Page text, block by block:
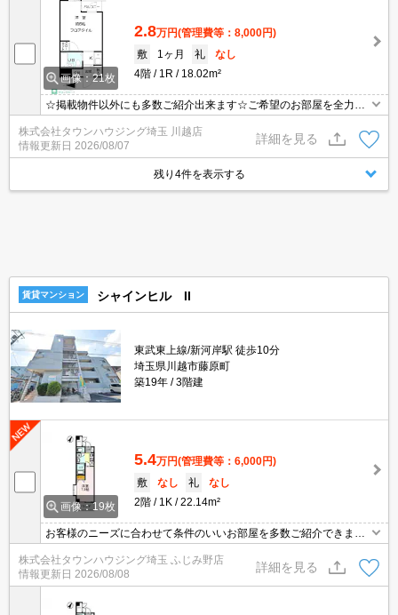
画像：21枚
2.8万円(管理費等：8,000円)
敷
1ヶ月 礼
なし
4階
1R 18.02m²
☆掲載物件以外にも多数ご紹介出来ます☆ご希望のお部屋を全力で
お探しさせて頂きます♪
株式会社タウンハウジング埼玉 川越店
情報更新日 2026/08/07
詳細を見る
残り4件を表示する
賃貸マンション シャインヒル II
東武東上線/新河岸駅 徒歩10分
埼玉県川越市藤原町
築19年
3階建
画像：19枚
5.4万円(管理費等：6,000円)
敷
なし 礼
なし
2階
1K 22.14m²
お客様のニーズに合わせて条件のいいお部屋を多数ご紹介できます♪
情報数No.1のタウンハウジングまで是非お問い合わせください！
株式会社タウンハウジング埼玉 ふじみ野店
情報更新日 2026/08/08
詳細を見る